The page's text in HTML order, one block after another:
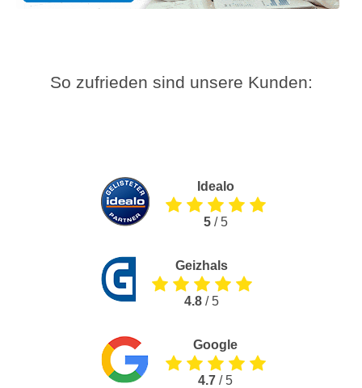
So zufrieden sind unsere Kunden:
Idealo
5/ 5
Geizhals
4.8 / 5
Google
4.7 / 5